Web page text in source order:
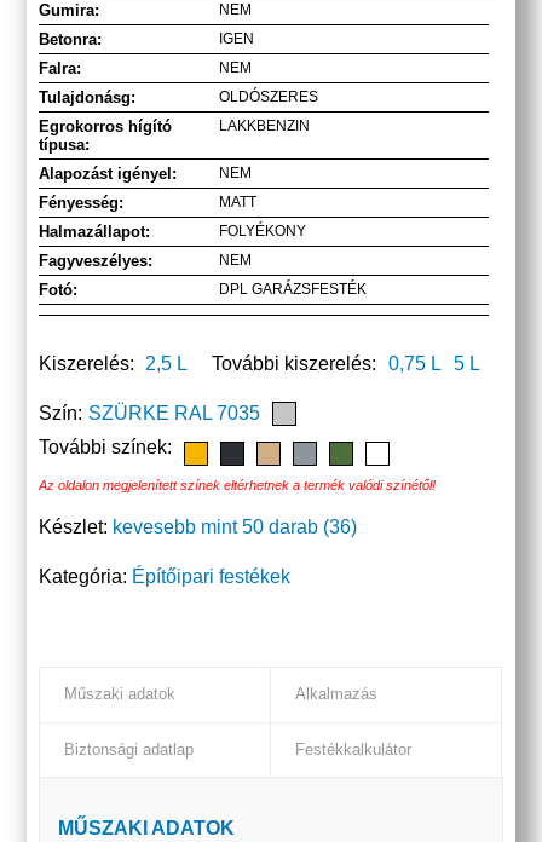
Gumira: NEM
Betonra: IGEN
Falra: NEM
Tulajdonásg: OLDÓSZERES
Egrokorros hígító
típusa:
LAKKBENZIN
Alapozást igényel: NEM
Fényesség: MATT
Halmazállapot: FOLYÉKONY
Fagyveszélyes: NEM
Fotó: DPL GARÁZSFESTÉK
Kiszerelés: 2,5 L További kiszerelés: 0,75 L 5 L
Szín: SZÜRKE RAL 7035
További színek:
Az oldalon megjelenített színek eltérhetnek a termék valódi színétől!
Készlet: kevesebb mint 50 darab (36)
Kategória: Építőipari festékek
Műszaki adatok Alkalmazás
Biztonsági adatlap Festékkalkulátor
MŰSZAKI ADATOK